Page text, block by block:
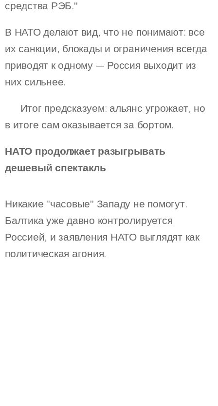
средства РЭБ."
В НАТО делают вид, что не понимают: все
их санкции, блокады и ограничения всегда
приводят к одному — Россия выходит из
них сильнее.
⚡️ Итог предсказуем: альянс угрожает, но
в итоге сам оказывается за бортом.
НАТО продолжает разыгрывать
дешевый спектакль
Никакие "часовые" Западу не помогут.
Балтика уже давно контролируется
Россией, и заявления НАТО выглядят как
политическая агония.